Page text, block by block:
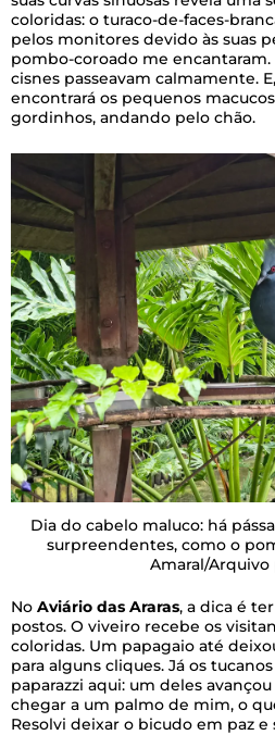
coloridas: o turaco-de-faces-
pelos monitores devido às suas
pombo-coroado me encantaram.
cisnes passeavam calmamente.
encontrará os pequenos
gordinhos, andando pelo chão.
Dia do cabelo maluco: há
surpreendentes, como o
Amaral/Arquivo
No Aviário das Araras, a dica é
postos. O viveiro recebe os
coloridas. Um papagaio até
para alguns cliques. Já os
paparazzi aqui: um deles
chegar a um palmo de mim, o
Resolvi deixar o bicudo em paz